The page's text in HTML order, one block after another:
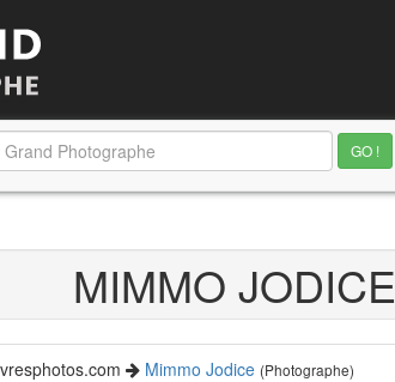
MIMMO JODICE
Mimmo Jodice (Photographe)